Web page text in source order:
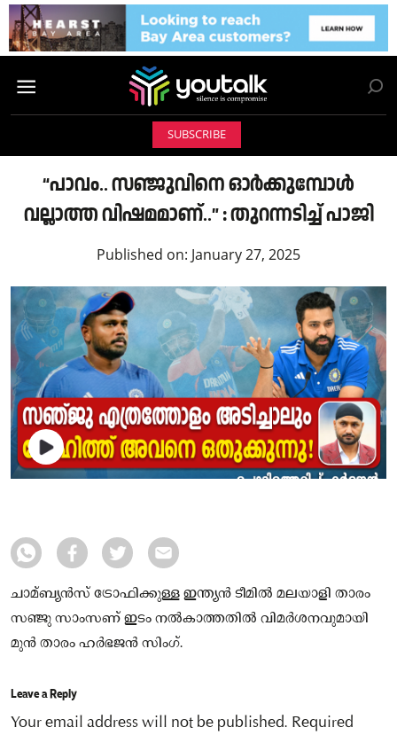
SUBSCRIBE
“പാവം.. സഞ്ജുവിനെ ഓർക്കുമ്പോൾ
വല്ലാത്ത വിഷമമാണ്..” : തുറന്നടിച്ച് പാജി
Published on: January 27, 2025
ചാമ്ബ്യൻസ് ട്രോഫിക്കുള്ള ഇന്ത്യൻ ടീമിൽ മലയാളി താരം
സഞ്ജു സാംസണ് ഇടം നൽകാത്തതിൽ വിമർശനവുമായി
മുൻ താരം ഹർഭജൻ സിംഗ്.
Leave a Reply
Your email address will not be published. Required